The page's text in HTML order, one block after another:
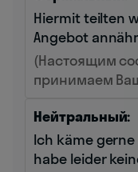
Hiermit teilten
Angebot
(Настоящим
принимаем
Нейтральный:
Ich käme
habe leider